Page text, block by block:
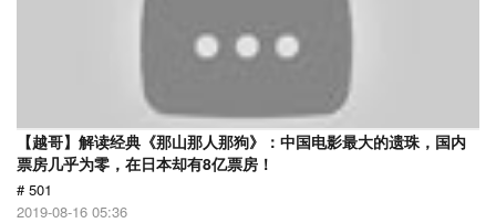
【越哥】解读经典《那山那人那狗》：中国电影最大的遗珠，国内
票房几乎为零，在日本却有8亿票房！
# 501
2019-08-16 05:36